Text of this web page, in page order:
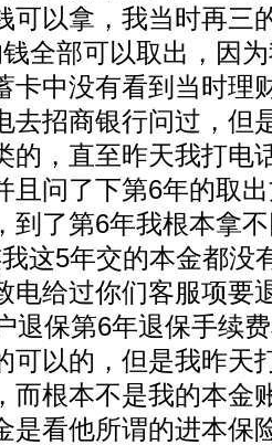
可以拿，我当时再三
全部可以取出，因
卡中没有看到当时理
去招商银行问过，但
的，直至昨天我打电
且问了下第6年的取
到了第6年我根本拿
这5年交的本金都没
电给过你们客服项要
退保第6年退保手续
可以的，但是我昨天
而根本不是我的本金
是看他所谓的进本保